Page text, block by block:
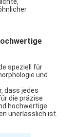
speziell für
und
dass jedes
die präzise
hochwertige
unerlässlich ist.